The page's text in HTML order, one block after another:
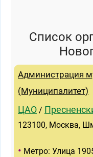
Список
Администрация
(Муниципалитет)
ЦАО /
123100, Москва,
• Метро: Улица